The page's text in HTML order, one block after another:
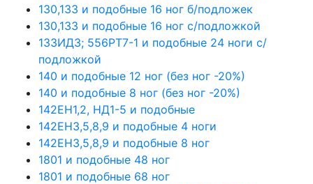
130,133 и подобные 16 ног б/подложек
130,133 и подобные 16 ног с/подложкой
133ИД3; 556РТ7-1 и подобные 24 ноги с/
подложкой
140 и подобные 12 ног (без ног -20%)
140 и подобные 8 ног (без ног -20%)
142ЕН1,2, НД1-5 и подобные
142ЕН3,5,8,9 и подобные 4 ноги
142ЕН3,5,8,9 и подобные 8 ног
1801 и подобные 48 ног
1801 и подобные 68 ног